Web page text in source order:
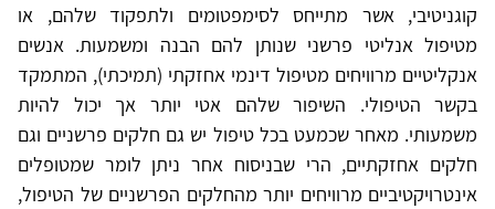
קוגניטיבי, אשר מתייחס לסימפטומים ולתפקוד שלהם, או
מטיפול אנליטי פרשני שנותן להם הבנה ומשמעות. אנשים
אנקליטיים מרוויחים מטיפול דינמי אחזקתי (תמיכתי), המתמקד
בקשר הטיפולי. השיפור שלהם אטי יותר אך יכול להיות
משמעותי. מאחר שכמעט בכל טיפול יש גם חלקים פרשניים וגם
חלקים אחזקתיים, הרי שבניסוח אחר ניתן לומר שמטופלים
אינטרויקטיביים מרוויחים יותר מהחלקים הפרשניים של הטיפול,